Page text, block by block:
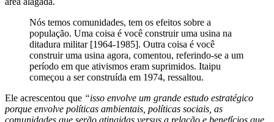
Nós temos comunidades, tem os efeitos sobre a
população. Uma coisa é você construir uma usina na
ditadura militar [1964-1985]. Outra coisa é você
construir uma usina agora, comentou, referindo-se a um
período em que ativismos eram suprimidos. Itaipu
começou a ser construída em 1974, ressaltou.
Ele acrescentou que “isso envolve um grande estudo estratégico
porque envolve políticas ambientais, políticas sociais, as
comunidades que serão atingidas versus a relação e benefícios que